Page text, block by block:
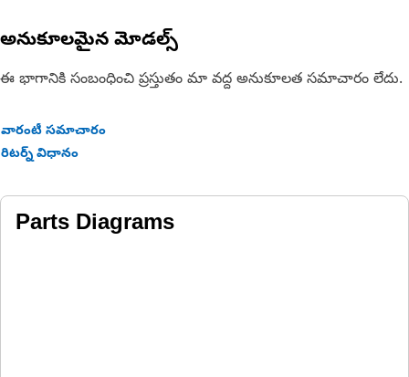
అనుకూలమైన మోడల్స్
ఈ భాగానికి సంబంధించి ప్రస్తుతం మా వద్ద అనుకూలత సమాచారం లేదు.
వారంటీ సమాచారం
రిటర్న్ విధానం
Parts Diagrams